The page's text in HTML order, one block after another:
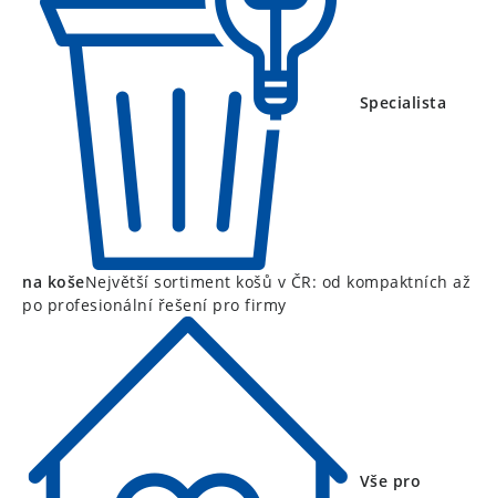
Specialista
na košeNejvětší sortiment košů v ČR: od kompaktních až
po profesionální řešení pro firmy
Vše pro